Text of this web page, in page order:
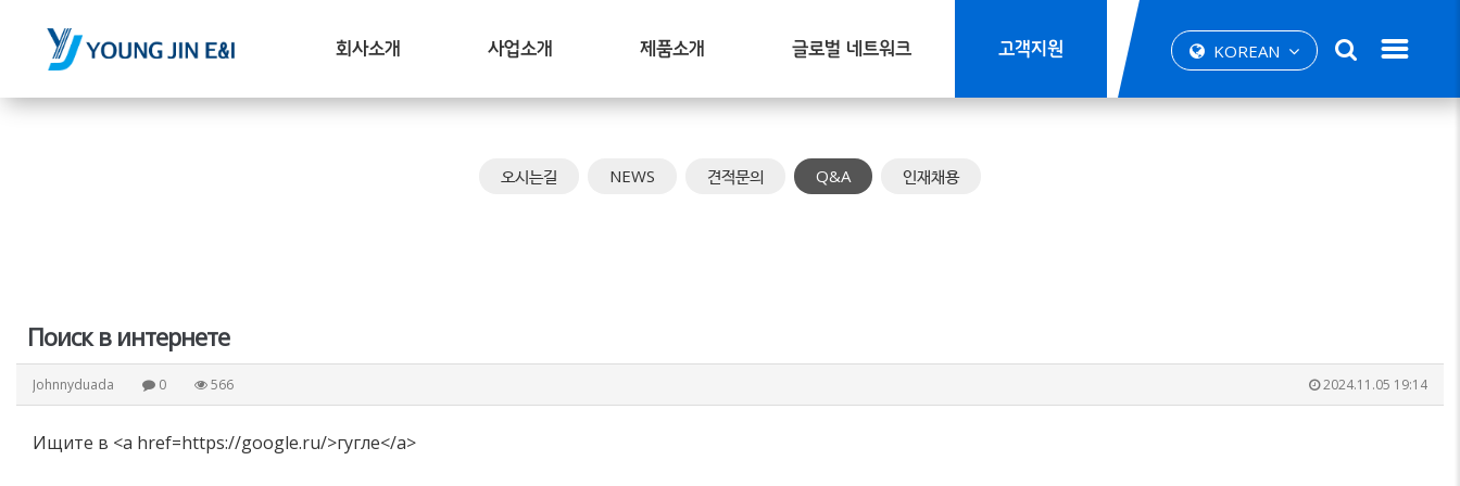
회사소개 사업소개 제품소개 글로벌 네트워크 고객지원 KOREAN
오시는길 NEWS 견적문의 Q&A 인재채용
Поиск в интернете
Johnnyduada 0 566 2024.11.05 19:14
Ищите в <a href=https://google.ru/>гугле</a>